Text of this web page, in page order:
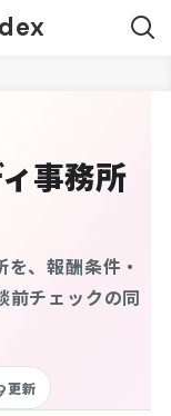
事務所
、報酬条件・
前チェックの同
更新